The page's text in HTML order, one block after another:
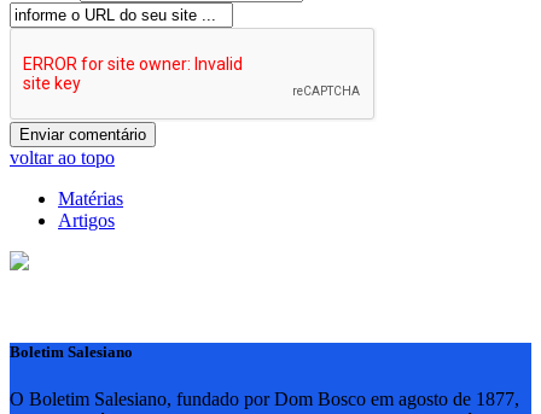
voltar ao topo
Matérias
Artigos
Boletim Salesiano
O Boletim Salesiano, fundado por Dom Bosco em agosto de 1877,